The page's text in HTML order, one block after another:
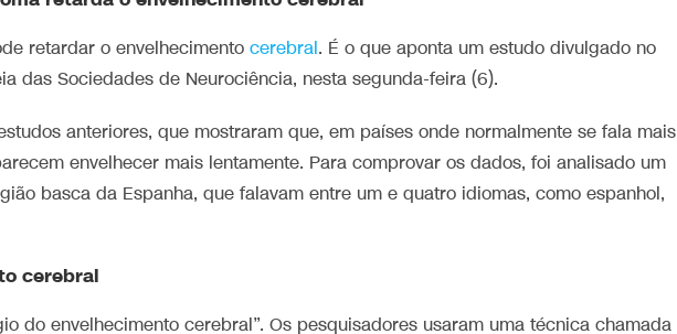
retardar o envelhecimento cerebral. É o que aponta um estudo divulgado no
das Sociedades de Neurociência, nesta segunda-feira (6).
anteriores, que mostraram que, em países onde normalmente se fala mais
envelhecer mais lentamente. Para comprovar os dados, foi analisado um
basca da Espanha, que falavam entre um e quatro idiomas, como espanhol,
cerebral
do envelhecimento cerebral”. Os pesquisadores usaram uma técnica chamada